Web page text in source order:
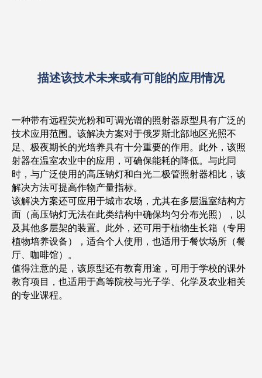
描述该技术未来或有可能的应用情况
一种带有远程荧光粉和可调光谱的照射器原型具有广泛的
技术应用范围。该解决方案对于俄罗斯北部地区光照不
足、极夜期长的光培养具有十分重要的作用。此外，该照
射器在温室农业中的应用，可确保能耗的降低。与此同
时，与广泛使用的高压钠灯和白光二极管照射器相比，该
解决方法可提高作物产量指标。
该解决方案还可应用于城市农场，尤其在多层温室结构方
面（高压钠灯无法在此类结构中确保均匀分布光照），以
及其他多层架的装置。此外，还可用于植物生长箱（专用
植物培养设备），适合个人使用，也适用于餐饮场所（餐
厅、咖啡馆）。
值得注意的是，该原型还有教育用途，可用于学校的课外
教育项目，也适用于高等院校与光子学、化学及农业相关
的专业课程。